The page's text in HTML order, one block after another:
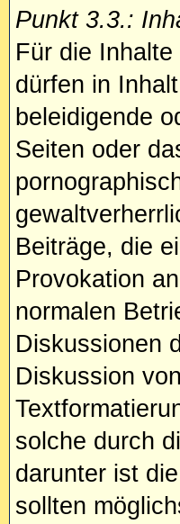
Punkt 3.3.:
Für die
dürfen in
beleidigende
Seiten oder
Beiträge, die
Provokation
normalen
Diskussionen
Diskussion
solche durch
darunter ist
sollten